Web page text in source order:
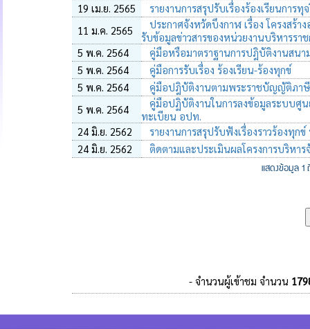
19 เม.ย. 2565
รายงานการสรุปรับเรื่องร้องเรียนกา
11 ม.ค. 2565
ประกาศจังหวัดบึงกาฬ เรื่อง โครงสร้
รับข้อมูลข่าวสารของหน่วยงานบริหารร
5 พ.ค. 2564
คู่มือหรือมาตราฐานการปฎิบัติงานสนา
5 พ.ค. 2564
คู่มือการรับเรื่อง ร้องเรียน-ร้องทุกข์
5 พ.ค. 2564
คู่มือปฎิบัติงานตามพระราชบัญญัติภาษี
5 พ.ค. 2564
คู่มือปฏิบัติงานในการลงข้อมูลระบบศู
ทะเบียน อปท.
24 มิ.ย. 2562
รายงานการสรุปรับฟังเรื่องราวร้องทุ
24 มิ.ย. 2562
ติดตามและประเมินผลโครงการบริหา
แสดงข้อมูล
- จำนวนผู้เข้าชม จำนวน